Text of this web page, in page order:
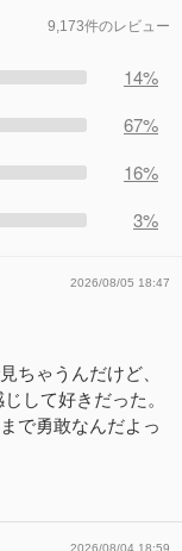
9,173件のレビュー
14%
67%
16%
3%
2026/08/05 18:47
ちゃうんだけど、
して好きだった。
で勇敢なんだよっ
2026/08/04 18:59